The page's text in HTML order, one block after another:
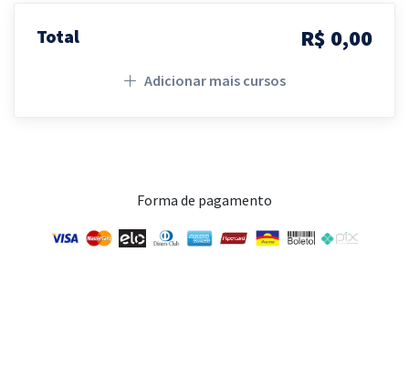
Total R$ 0,00
Adicionar mais cursos
Forma de pagamento